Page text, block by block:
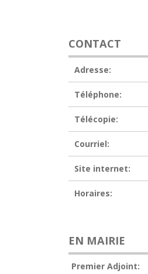
CONTACT
Adresse:
Téléphone:
Télécopie:
Courriel:
Site internet:
Horaires:
EN MAIRIE
Premier Adjoint: